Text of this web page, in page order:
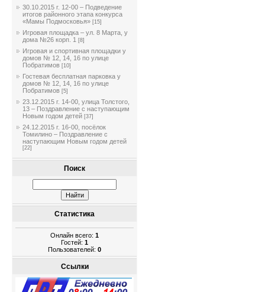
30.10.2015 г. 12-00 – Подведение
итогов районного этапа конкурса
«Мамы Подмосковья» [15]
Игровая площадка – ул. 8 Марта, у
дома №26 корп. 1 [8]
Игровая и спортивная площадки у
домов № 12, 14, 16 по улице
Побратимов [10]
Гостевая бесплатная парковка у
домов № 12, 14, 16 по улице
Побратимов [5]
23.12.2015 г. 14-00, улица Толстого,
13 – Поздравление с наступающим
Новым годом детей [37]
24.12.2015 г. 16-00, посёлок
Томилино – Поздравление с
наступающим Новым годом детей
[22]
Поиск
Статистика
Онлайн всего: 1
Гостей: 1
Пользователей: 0
Ссылки